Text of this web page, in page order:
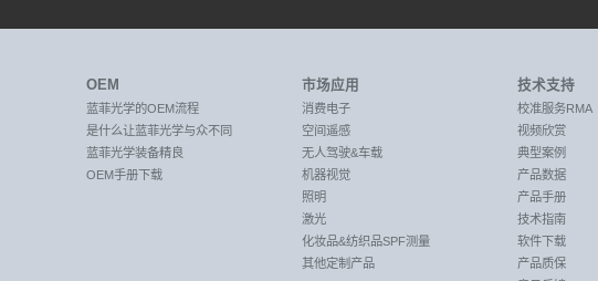
OEM
蓝菲光学的OEM流程
是什么让蓝菲光学与众不同
蓝菲光学装备精良
OEM手册下载
市场应用
消费电子
空间遥感
无人驾驶&车载
机器视觉
照明
激光
化妆品&纺织品SPF测量
其他定制产品
技术支持
校准服务RMA
视频欣赏
典型案例
产品数据
产品手册
技术指南
软件下载
产品质保